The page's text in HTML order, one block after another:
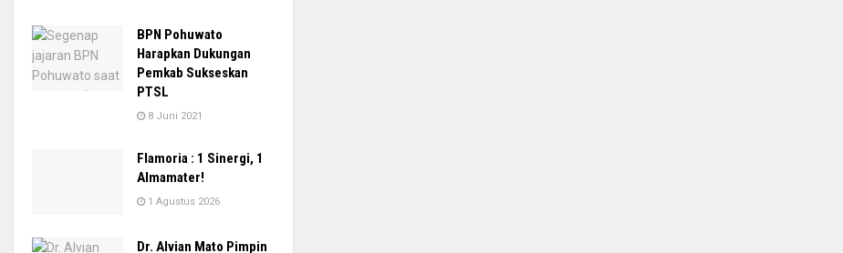
BPN Pohuwato
Harapkan Dukungan
Pemkab Sukseskan
PTSL
8 Juni 2021
Flamoria : 1 Sinergi, 1
Almamater!
1 Agustus 2026
Dr. Alvian Mato Pimpin